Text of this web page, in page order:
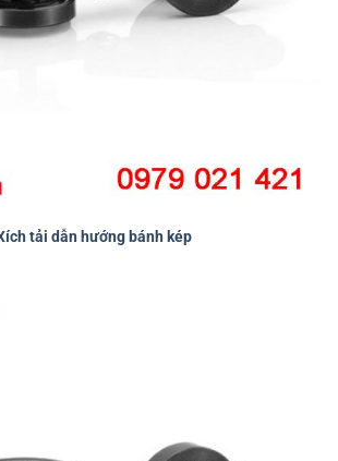
tải dẫn hướng bánh kép